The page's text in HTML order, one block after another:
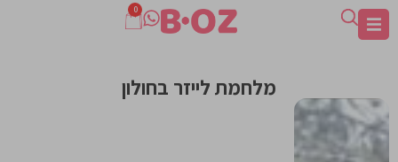
0
מלחמת לייזר בחולון